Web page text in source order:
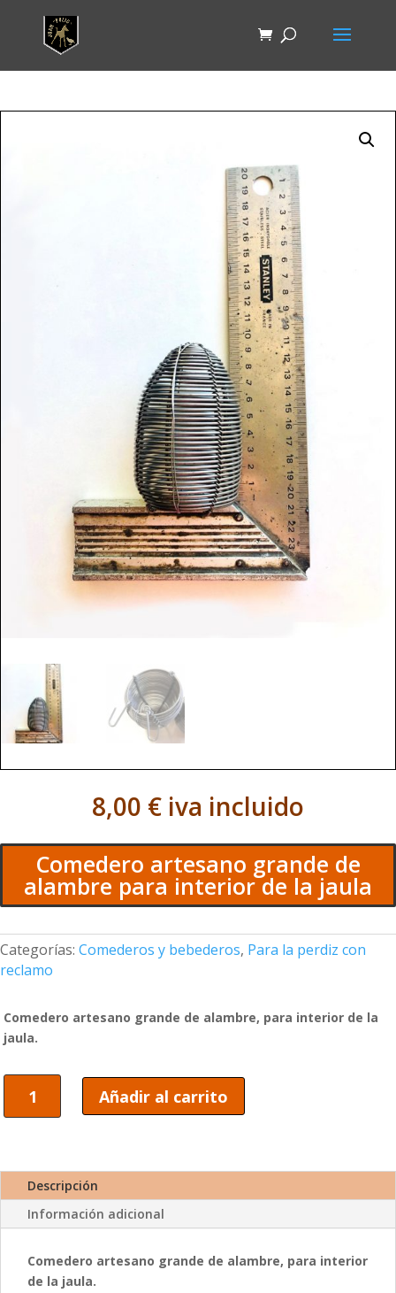
8,00 € iva incluido
Comedero artesano grande de
alambre para interior de la jaula
Categorías: Comederos y bebederos, Para la perdiz con
reclamo
Comedero artesano grande de alambre, para interior de la
jaula.
Comedero
artesano
grande
para
interior
de
jaula
cantidad
Añadir al carrito
Descripción
Información adicional
Comedero artesano grande de alambre, para interior
de la jaula.